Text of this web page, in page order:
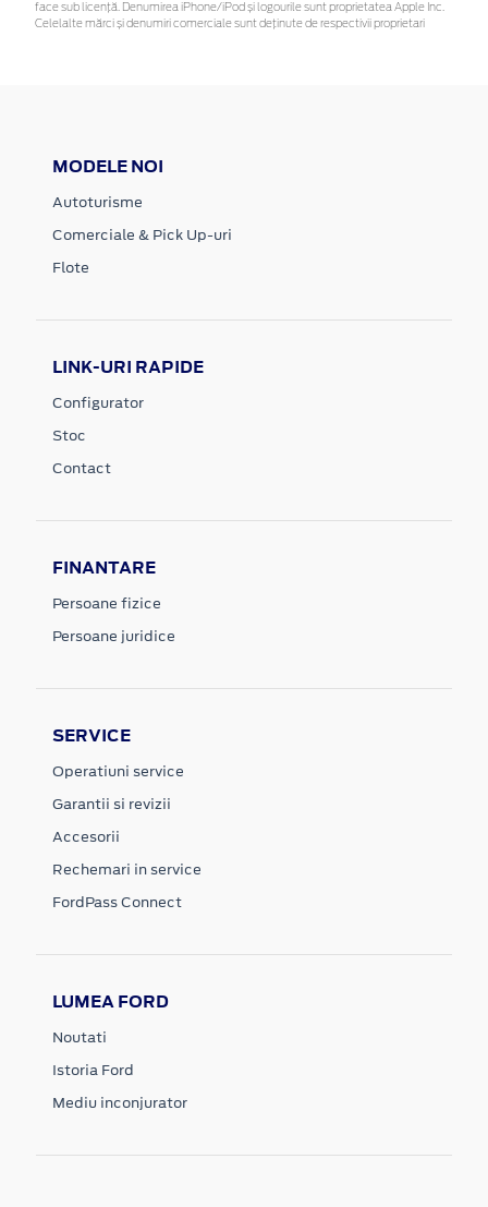
face sub licență. Denumirea iPhone/iPod și logourile sunt proprietatea Apple Inc.
Celelalte mărci și denumiri comerciale sunt deținute de respectivii proprietari
MODELE NOI
Autoturisme
Comerciale & Pick Up-uri
Flote
LINK-URI RAPIDE
Configurator
Stoc
Contact
FINANTARE
Persoane fizice
Persoane juridice
SERVICE
Operatiuni service
Garantii si revizii
Accesorii
Rechemari in service
FordPass Connect
LUMEA FORD
Noutati
Istoria Ford
Mediu inconjurator